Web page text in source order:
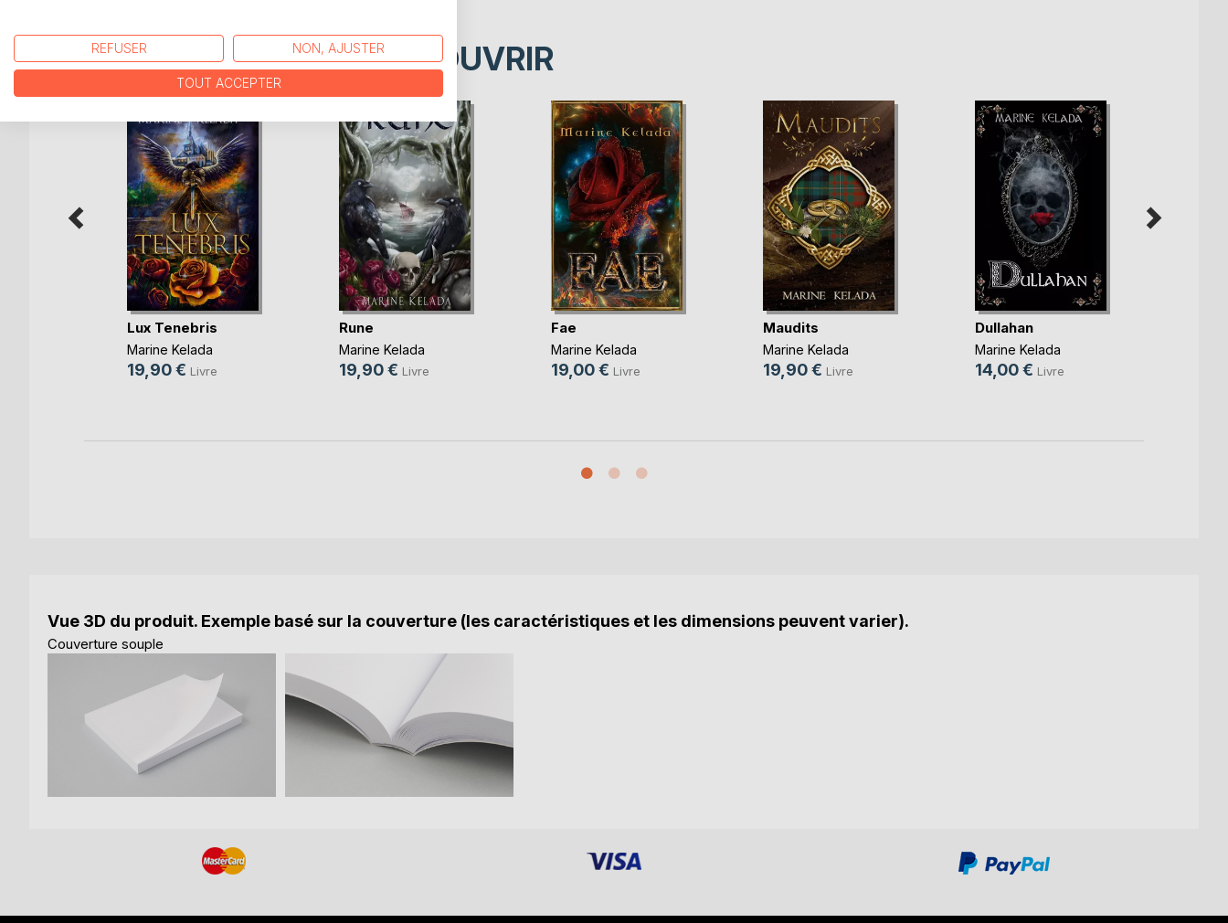
D’AUTRES TITRES À DÉCOUVRIR
Lux Tenebris
Marine Kelada
19,90 € Livre
Rune
Marine Kelada
19,90 € Livre
Fae
Marine Kelada
19,00 € Livre
Maudits
Marine Kelada
19,90 € Livre
Dullahan
Marine Kelada
14,00 € Livre
Vue 3D du produit. Exemple basé sur la couverture (les caractéristiques et les dimensions peuvent varier).
Couverture souple
REFUSER NON, AJUSTER
TOUT ACCEPTER